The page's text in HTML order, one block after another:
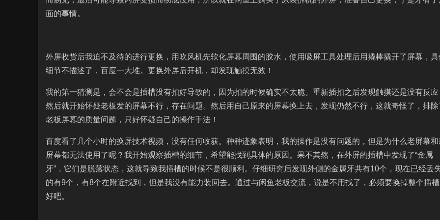
面的事情。
外屏收货后我迫不及待的进行更换，用吹风机先软化屏幕周围的胶水，使用吸屏工具处理后用撬棒撬开了屏幕，具
细节不描述了，百度一大堆。更换外屏后开机，却发现触摸无效！
我的第一猜测是，会不会是插槽没有扣好导致的，因为扣的时候确实不太脆。重新插扣之后发现触摸还是没有反应
然后就开始怀疑老板发的屏幕不行，存在问题。然后用自己原来的屏幕换上去，发现仍然不行，这就奇怪了，排除
老板屏幕的质量问题，只好怀疑自己的操作手法！
百度看了几个小时的换屏技术视频，没有任何收获。种种迹象表明，我的操作是没有问题的，但是为什么老屏幕和
屏幕都无法使用了呢？我开始观察插槽的细节，希望能找到具体的原因。果不其然，在外屏的插槽中发现了“金属
牙”，它们是脱落状态，这就导致我插槽的时候不是很顺利。仔细研究后发现外侧的金属牙共有10个，现在已经丢
的有9个，有8个在附近找到，但是我没有能力装回去。通过与闲鱼老板交流，说是不用找了，必须要换掉整个插
好吧。